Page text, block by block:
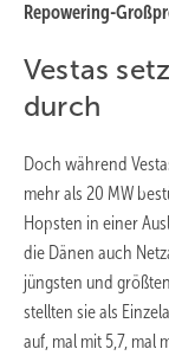
Repowering-
Vestas
durch
Doch während
mehr als 20 MW
Hopsten in einer
die Dänen auch
jüngsten und
stellten sie als
auf, mal mit 5,7, mal